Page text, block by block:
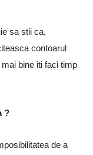
sa stii ca,
contoarul
bine iti faci timp
?
de a